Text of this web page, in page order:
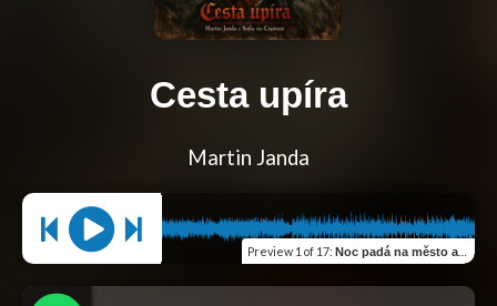
Cesta upíra
Martin Janda
Preview 1 of 17: Noc padá na město a náš svět ožívá (feat. Sofia von Craovest)